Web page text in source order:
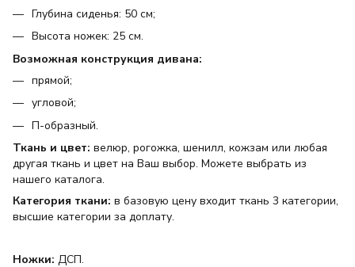
Глубина сиденья: 50 см;
Высота ножек: 25 см.
Возможная конструкция дивана:
прямой;
угловой;
П-образный.
Ткань и цвет: велюр, рогожка, шенилл, кожзам или любая
другая ткань и цвет на Ваш выбор. Можете выбрать из
нашего каталога.
Категория ткани: в базовую цену входит ткань 3 категории,
высшие категории за доплату.
Ножки: ДСП.